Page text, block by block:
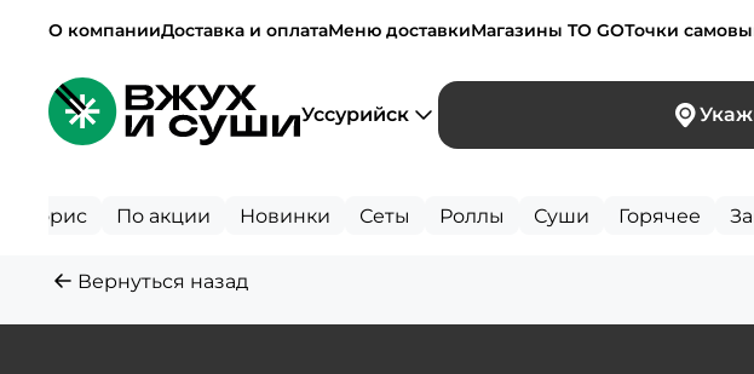
О компанииДоставка и оплатаМеню доставкиМагазины TO GOТочки
Уссурийск
Сторис По акции Новинки Сеты Роллы Суши Горячее
Вернуться назад